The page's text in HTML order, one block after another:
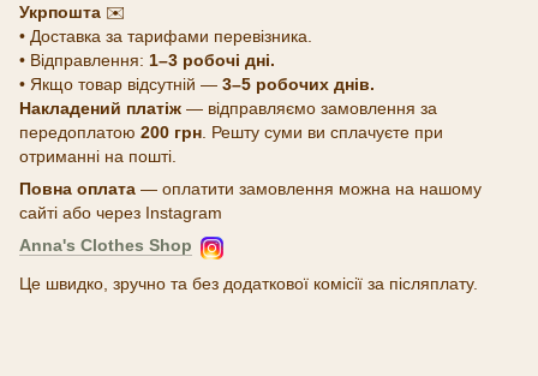
Укрпошта ✉️
• Доставка за тарифами перевізника.
• Відправлення: 1–3 робочі дні.
• Якщо товар відсутній — 3–5 робочих днів.
Накладений платіж — відправляємо замовлення за
передоплатою 200 грн . Решту суми ви сплачуєте при
отриманні на пошті.
Повна оплата — оплатити замовлення можна на нашому
сайті або через Instagram
Anna's Clothes Shop
Це швидко, зручно та без додаткової комісії за післяплату.